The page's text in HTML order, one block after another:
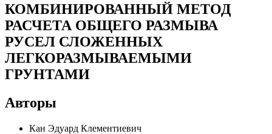
КОМБИНИРОВАННЫЙ МЕТОД
РАСЧЕТА ОБЩЕГО РАЗМЫВА
РУСЕЛ СЛОЖЕННЫХ
ЛЕГКОРАЗМЫВАЕМЫМИ
ГРУНТАМИ
Авторы
Кан Эдуард Клементиевич